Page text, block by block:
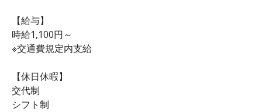
【給与】
時給1,100円～
※交通費規定内支給
【休日休暇】
交代制
シフト制